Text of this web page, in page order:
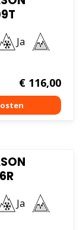
Ja
€116,00
Ja